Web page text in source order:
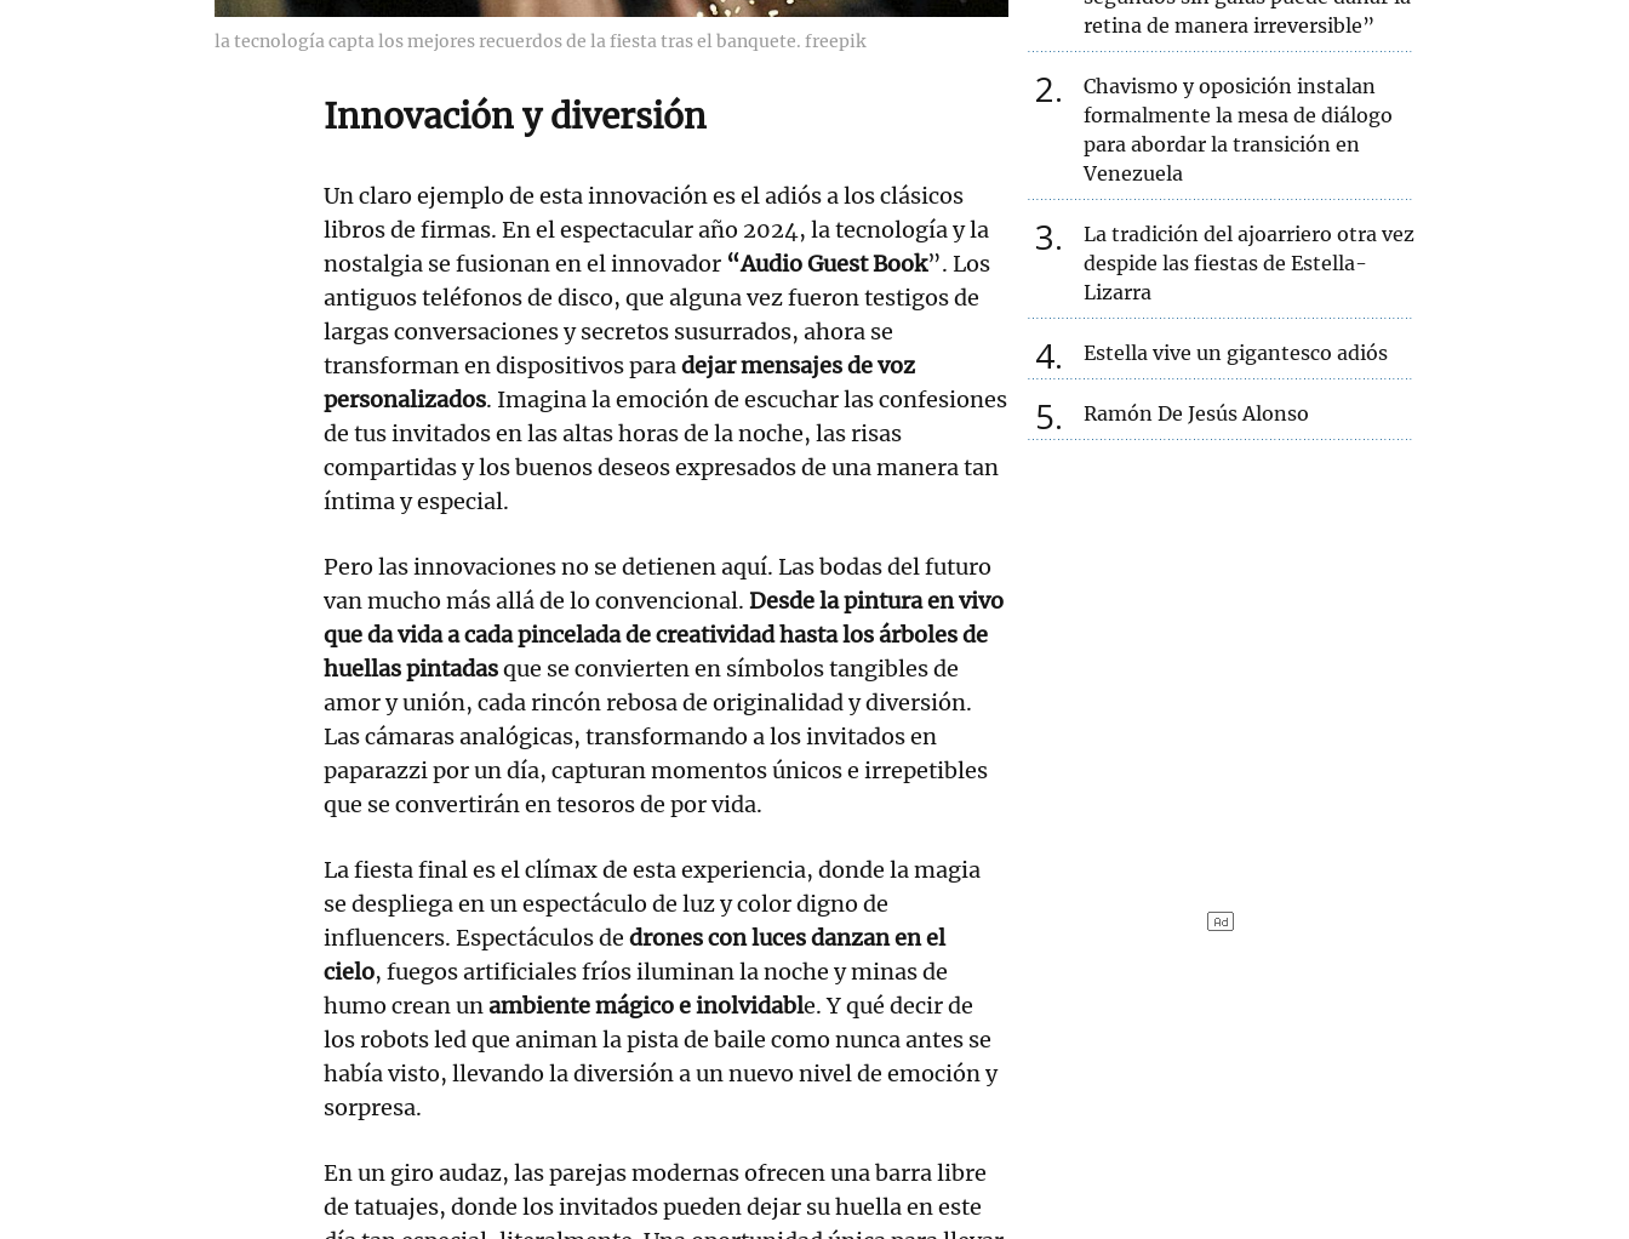
la tecnología capta los mejores recuerdos de la fiesta tras el banquete. freepik
Innovación y diversión
Un claro ejemplo de esta innovación es el adiós a los clásicos
libros de firmas. En el espectacular año 2024, la tecnología y la
nostalgia se fusionan en el innovador “Audio Guest Book”. Los
antiguos teléfonos de disco, que alguna vez fueron testigos de
largas conversaciones y secretos susurrados, ahora se
transforman en dispositivos paradejar mensajes de voz
personalizados. Imagina la emoción de escuchar las confesiones
de tus invitados en las altas horas de la noche, las risas
compartidas y los buenos deseos expresados de una manera tan
íntima y especial.
Pero las innovaciones no se detienen aquí. Las bodas del futuro
van mucho más allá de lo convencional. Desde la pintura en vivo
que da vida a cada pincelada de creatividad hasta los árboles de
huellas pintadasque se convierten en símbolos tangibles de
amor y unión, cada rincón rebosa de originalidad y diversión.
Las cámaras analógicas, transformando a los invitados en
paparazzi por un día, capturan momentos únicos e irrepetibles
que se convertirán en tesoros de por vida.
La fiesta final es el clímax de esta experiencia, donde la magia
se despliega en un espectáculo de luz y color digno de
influencers. Espectáculos de drones con luces danzan en el
cielo, fuegos artificiales fríos iluminan la noche y minas de
humo crean unambiente mágico e inolvidable. Y qué decir de
los robots led que animan la pista de baile como nunca antes se
había visto, llevando la diversión a un nuevo nivel de emoción y
sorpresa.
En un giro audaz, las parejas modernas ofrecen una barra libre
de tatuajes, donde los invitados pueden dejar su huella en este
retina de manera irreversible”
2
Chavismo y oposición instalan
formalmente la mesa de diálogo
para abordar la transición en
Venezuela
3
La tradición del ajoarriero otra vez
despide las fiestas de Estella-
Lizarra
4 Estella vive un gigantesco adiós
5 Ramón De Jesús Alonso